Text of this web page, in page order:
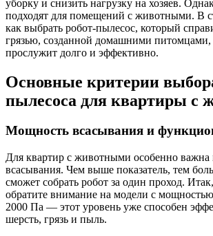
уборку и снизить нагрузку на хозяев.
подходят для помещений с животными. В
как выбрать робот-пылесос, который
грязью, созданной домашними
прослужит долго и эффективно.
Основные критерии
пылесоса для квартиры c
Мощность всасывания и
Для квартир с животными особенно
всасывания. Чем выше показатель, тем
сможет собрать робот за один проход.
обратите внимание на модели с
2000 Па — этот уровень уже способен
шерсть, грязь и пыль.